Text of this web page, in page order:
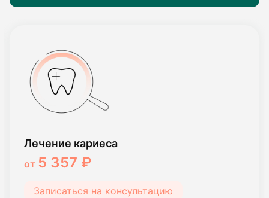
Лечение кариеса
от 5 357 ₽
Записаться на консультацию